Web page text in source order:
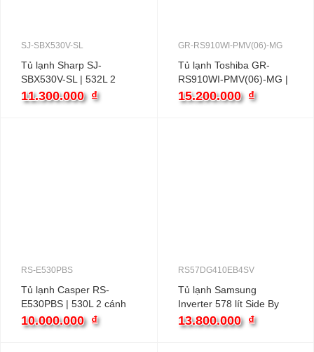
SJ-SBX530V-SL
Tủ lạnh Sharp SJ-
SBX530V-SL | 532L 2
cánh inverter
11.300.000 ₫
GR-RS910WI-PMV(06)-MG
Tủ lạnh Toshiba GR-
RS910WI-PMV(06)-MG |
768L 2 cánh inverter
15.200.000 ₫
RS-E530PBS
Tủ lạnh Casper RS-
E530PBS | 530L 2 cánh
inverter
10.000.000 ₫
RS57DG410EB4SV
Tủ lạnh Samsung
Inverter 578 lít Side By
Side RS57DG410EB4SV
13.800.000 ₫